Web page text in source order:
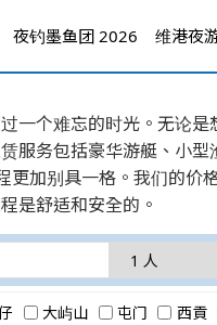
夜钓墨鱼团 2026 维港夜
一个难忘的时光。无论
服务包括豪华游艇、小
更加别具一格。我们的
是舒适和安全的。
大屿山 屯门 西貢